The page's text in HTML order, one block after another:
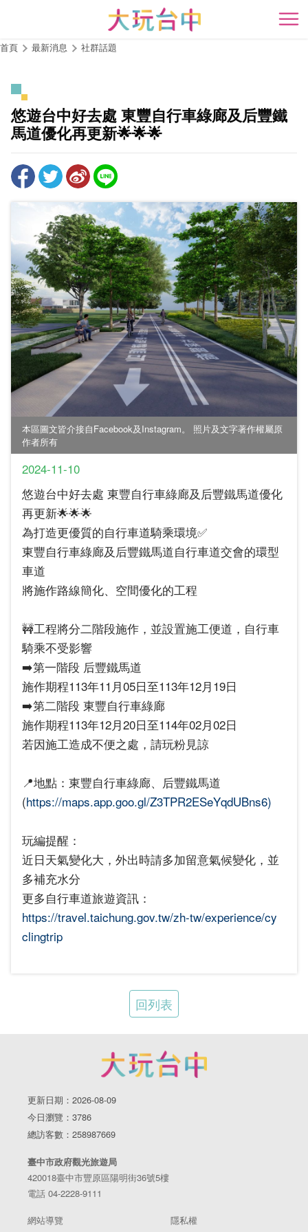
主
要
開
首頁 最新消息 社群話題
悠遊台中好去處 東豐自行車綠廊及后豐鐵
馬道優化再更新🌟🌟🌟
本區圖文皆介接自Facebook及Instagram。 照片及文字著作權屬原
作者所有
2024-11-10
悠遊台中好去處 東豐自行車綠廊及后豐鐵馬道優化
再更新🌟🌟🌟
為打造更優質的自行車道騎乘環境✅
東豐自行車綠廊及后豐鐵馬道自行車道交會的環型
車道
將施作路線簡化、空間優化的工程
🚧工程將分二階段施作，並設置施工便道，自行車
騎乘不受影響
➡️第一階段 后豐鐵馬道
施作期程113年11月05日至113年12月19日
➡️第二階段 東豐自行車綠廊
施作期程113年12月20日至114年02月02日
若因施工造成不便之處，請玩粉見諒
📍地點：東豐自行車綠廊、后豐鐵馬道
(https://maps.app.goo.gl/Z3TPR2ESeYqdUBns6)
玩編提醒：
近日天氣變化大，外出時請多加留意氣候變化，並
多補充水分
更多自行車道旅遊資訊：
https://travel.taichung.gov.tw/zh-tw/experience/cy
clingtrip
回列表
更新日期：2026-08-09
今日瀏覽：3786
總訪客數：258987669
臺中市政府觀光旅遊局
420018臺中市豐原區陽明街36號5樓
電話 04-2228-9111
網站導覽
隱私權